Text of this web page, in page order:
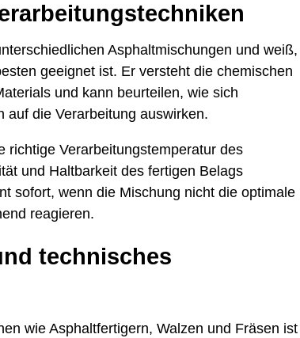
Asphaltmischungen und weiß,
geeignet ist. Er versteht die chemischen
und kann beurteilen, wie sich
auf die Verarbeitung auswirken.
richtige Verarbeitungstemperatur des
und Haltbarkeit des fertigen Belags
sofort, wenn die Mischung nicht die optimale
reagieren.
technisches
wie Asphaltfertigern, Walzen und Fräsen ist